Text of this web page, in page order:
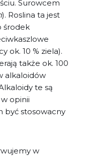
Surowcem
). Roslina ta jest
środek
ok. 10 % ziela).
także ok. 100
alkaloidów
te są
opinii
być stosowacny
w